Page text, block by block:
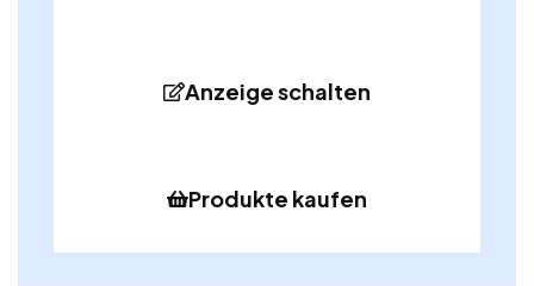
Anzeige schalten
Produkte kaufen